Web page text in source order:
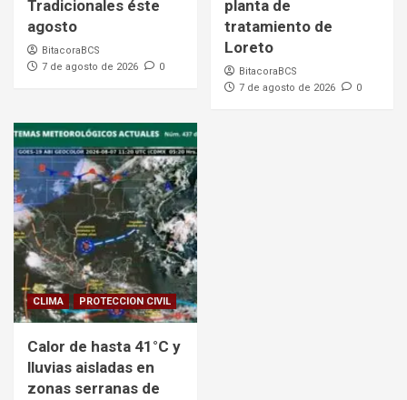
Tradicionales éste
agosto
BitacoraBCS
7 de agosto de 2026
0
planta de
tratamiento de
Loreto
BitacoraBCS
7 de agosto de 2026
0
CLIMA PROTECCION CIVIL
Calor de hasta 41°C y
lluvias aisladas en
zonas serranas de